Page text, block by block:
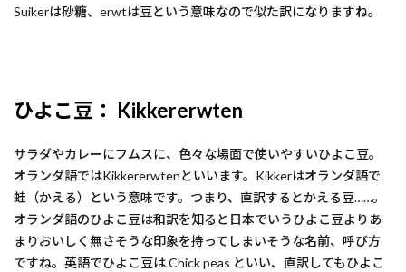
Suikerは砂糖、erwtは豆という意味なので似た訳になりますね。
ひよこ豆： Kikkererwten
サラダやカレーにフムスに、色々な場面で使いやすいひよこ豆。
オランダ語ではKikkererwtenといいます。Kikkerはオランダ語で
蛙（かえる）という意味です。つまり、直訳するとかえる豆……。
オランダ語のひよこ豆は和訳を知ると日本でいうひよこ豆よりあ
まりおいしく無さそうな印象を持ってしまいそうな名前、呼び方
ですね。英語でひよこ豆は Chick peas といい、直訳してもひよこ